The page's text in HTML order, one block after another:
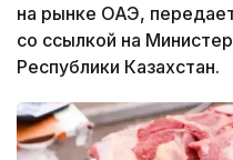
на рынке ОАЭ,
со ссылкой на
Республики Казахстан.